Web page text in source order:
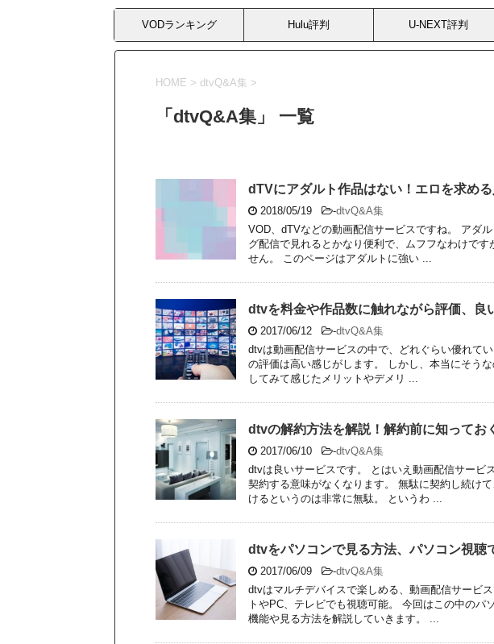
VODランキング Hulu評判 U-NEXT評判
HOME > dtvQ&A集 >
「dtvQ&A集」 一覧
dTVにアダルト作品はない！エロを求め
2018/05/19 -dtvQ&A集
VOD、dTVなどの動画配信サービスですね。 アダ
グ配信で見れるとかなり便利で、ムフフなわけで
せん。 このページはアダルトに強い ...
dtvを料金や作品数に触れながら評価、良
2017/06/12 -dtvQ&A集
dtvは動画配信サービスの中で、どれぐらい優れて
の評価は高い感じがします。 しかし、本当にそう
してみて感じたメリットやデメリ ...
dtvの解約方法を解説！解約前に知ってお
2017/06/10 -dtvQ&A集
dtvは良いサービスです。 とはいえ動画配信サービ
契約する意味がなくなります。 無駄に契約し続け
けるというのは非常に無駄。 というわ ...
dtvをパソコンで見る方法、パソコン視聴
2017/06/09 -dtvQ&A集
dtvはマルチデバイスで楽しめる、動画配信サービ
トやPC、テレビでも視聴可能。 今回はこの中のパ
機能や見る方法を解説していきます。 ...